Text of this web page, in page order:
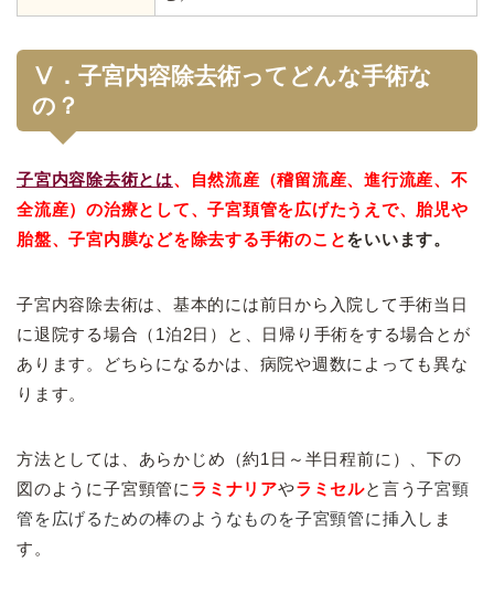
Ⅴ．子宮内容除去術ってどんな手術な
の？
子宮内容除去術とは、自然流産（稽留流産、進行流産、不
全流産）の治療として、子宮頚管を広げたうえで、胎児や
胎盤、子宮内膜などを除去する手術のことをいいます。
子宮内容除去術は、基本的には前日から入院して手術当日
に退院する場合（1泊2日）と、日帰り手術をする場合とが
あります。どちらになるかは、病院や週数によっても異な
ります。
方法としては、あらかじめ（約1日～半日程前に）、下の
図のように子宮頸管にラミナリアやラミセルと言う子宮頸
管を広げるための棒のようなものを子宮頸管に挿入 しま
す。